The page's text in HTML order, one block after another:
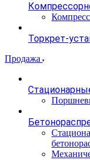
Торкрет-
Продажа